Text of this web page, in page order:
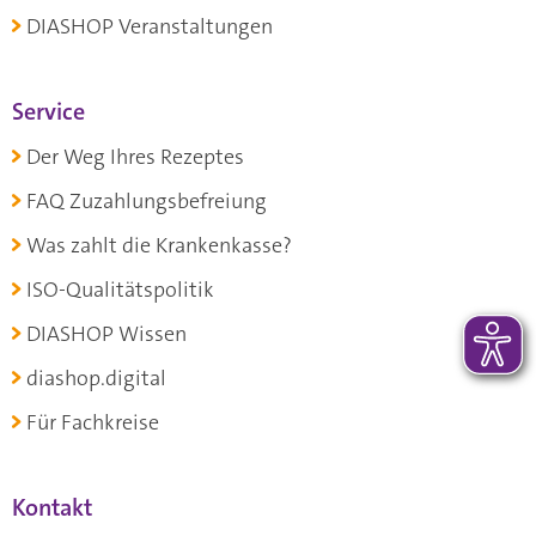
DIASHOP Veranstaltungen
Service
Der Weg Ihres Rezeptes
FAQ Zuzahlungsbefreiung
Was zahlt die Krankenkasse?
ISO-Qualitätspolitik
DIASHOP Wissen
diashop.digital
Für Fachkreise
Kontakt